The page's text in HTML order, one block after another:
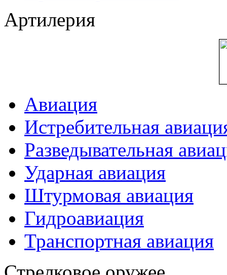
Артилерия
Авиация
Истребительная
Разведывательная
Ударная авиация
Штурмовая авиация
Гидроавиация
Транспортная авиация